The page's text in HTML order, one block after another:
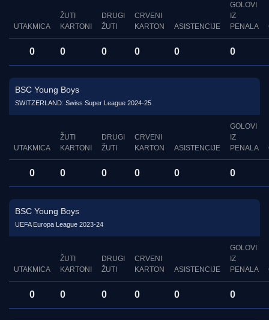
UTAKMICA
ŽUTI
KARTONI
DRUGI
ŽUTI
CRVENI
KARTON
ASISTENCIJE
GOLOVI
IZ
PENALA
0 0 0 0 0 0
BSC Young Boys
SWITZERLAND: Swiss Super League 2024-25
UTAKMICA
ŽUTI
KARTONI
DRUGI
ŽUTI
CRVENI
KARTON
ASISTENCIJE
GOLOVI
IZ
PENALA
0 0 0 0 0 0
BSC Young Boys
UEFA Europa League 2023-24
UTAKMICA
ŽUTI
KARTONI
DRUGI
ŽUTI
CRVENI
KARTON
ASISTENCIJE
GOLOVI
IZ
PENALA
0 0 0 0 0 0